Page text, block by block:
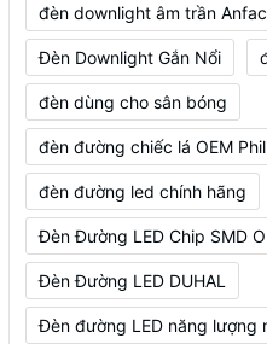
đèn downlight âm trần
Đèn Downlight Gắn Nổi
đèn dùng cho sân bóng
đèn đường chiếc lá OEM
đèn đường led chính hãng
Đèn Đường LED Chip SMD
Đèn Đường LED DUHAL
Đèn đường LED năng lượng